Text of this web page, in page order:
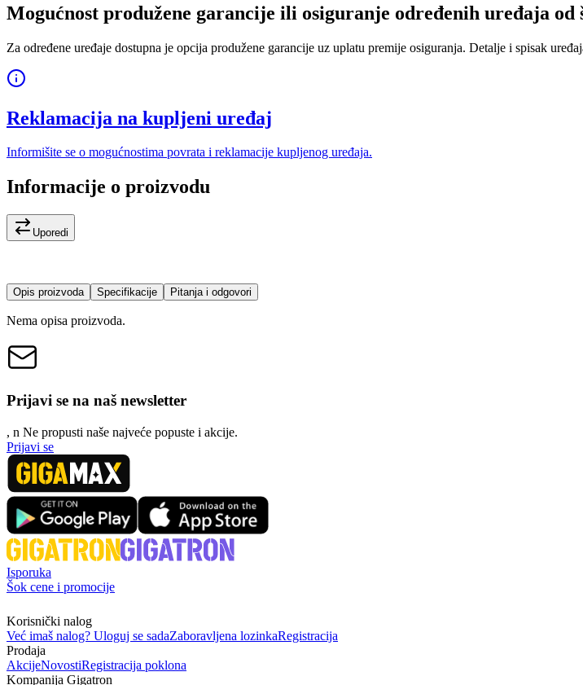
Mogućnost produžene garancije ili osiguranje određenih uređaja od
Za određene uređaje dostupna je opcija produžene garancije uz uplatu premije osiguranja. Detalje i spisak
Reklamacija na kupljeni uređaj
Informišite se o mogućnostima povrata i reklamacije kupljenog uređaja.
Informacije o proizvodu
Uporedi
Opis proizvoda Specifikacije Pitanja i odgovori
Nema opisa proizvoda.
Prijavi se na naš newsletter
, n Ne propusti naše najveće popuste i akcije.
Prijavi se
Isporuka
Šok cene i promocije
Korisnički nalog
Već imaš nalog? Uloguj se sadaZaboravljena lozinkaRegistracija
Prodaja
AkcijeNovostiRegistracija poklona
Kompanija Gigatron